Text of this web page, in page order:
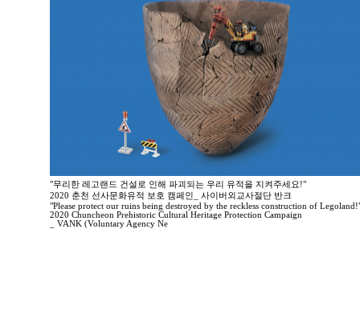
"무리한 레고랜드 건설로 인해 파괴되는 우리 유적을 지켜주세요!"
2020 춘천 선사문화유적 보호 캠페인_ 사이버외교사절단 반크
"Please protect our ruins being destroyed by the reckless construction of
2020 Chuncheon Prehistoric Cultural Heritage Protection Campaign
_ VANK (Voluntary Agency Ne